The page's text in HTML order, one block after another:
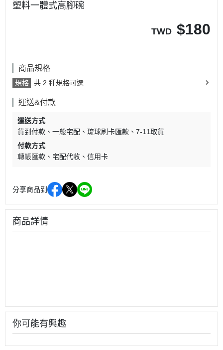
塑料一體式高腳碗
TWD $180
商品規格
規格 共 2 種規格可選
運送&付款
運送方式
貨到付款
一般宅配 琉球刷卡匯款
7-11取貨
付款方式
轉帳匯款
宅配代收 信用卡
分享商品到
商品詳情
你可能有興趣